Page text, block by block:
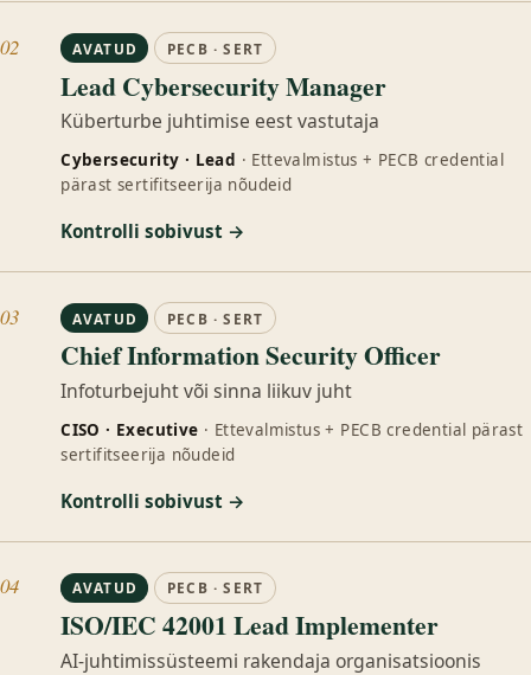
02 AVATUD PECB · SERT
Lead Cybersecurity Manager
Küberturbe juhtimise eest vastutaja
Cybersecurity · Lead · Ettevalmistus + PECB credential
pärast sertifitseerija nõudeid
Kontrolli sobivust →
03 AVATUD PECB · SERT
Chief Information Security Officer
Infoturbejuht või sinna liikuv juht
CISO · Executive · Ettevalmistus + PECB credential pärast
sertifitseerija nõudeid
Kontrolli sobivust →
04 AVATUD PECB · SERT
ISO/IEC 42001 Lead Implementer
AI-juhtimissüsteemi rakendaja organisatsioonis